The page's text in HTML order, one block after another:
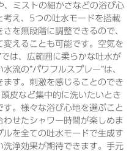
、ミストの細かさなどの浴び心
考え、5つの吐水モードを搭載
を無段階に調整できるので、
えることも可能です。空気を
は、広範囲に柔らかな吐水が
流の”パワフルスプレー”は、
す。刺激を感じることのでき
皮など集中的に洗いたいとき
。様々な浴び心地を選ぶこと
せたシャワー時間が楽しめま
を全ての吐水モードで生成す
浄効果が期待できます。手元